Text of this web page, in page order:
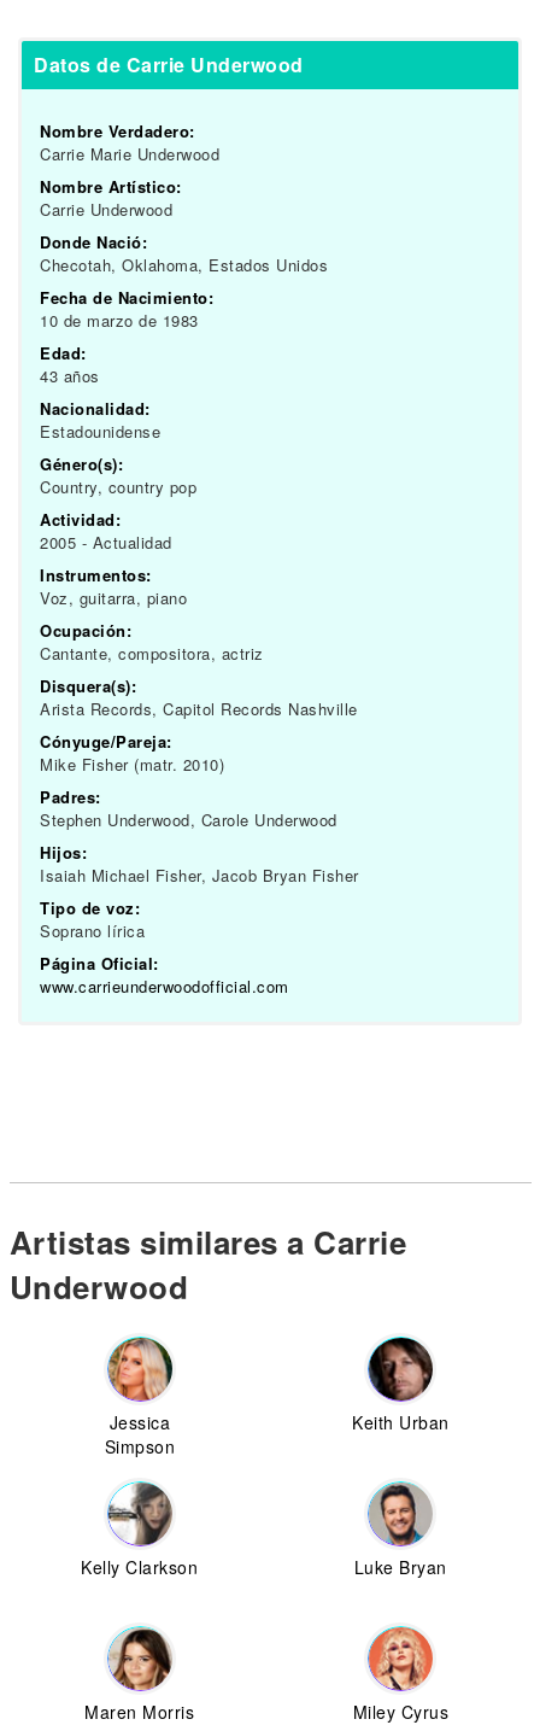
Datos de Carrie Underwood
Nombre Verdadero:
Carrie Marie Underwood
Nombre Artístico:
Carrie Underwood
Donde Nació:
Checotah, Oklahoma, Estados Unidos
Fecha de Nacimiento:
10 de marzo de 1983
Edad:
43 años
Nacionalidad:
Estadounidense
Género(s):
Country, country pop
Actividad:
2005 - Actualidad
Instrumentos:
Voz, guitarra, piano
Ocupación:
Cantante, compositora, actriz
Disquera(s):
Arista Records, Capitol Records Nashville
Cónyuge/Pareja:
Mike Fisher (matr. 2010)
Padres:
Stephen Underwood, Carole Underwood
Hijos:
Isaiah Michael Fisher, Jacob Bryan Fisher
Tipo de voz:
Soprano lírica
Página Oficial:
www.carrieunderwoodofficial.com
Artistas similares a Carrie
Underwood
Jessica
Simpson
Keith Urban
Kelly Clarkson Luke Bryan
Maren Morris Miley Cyrus